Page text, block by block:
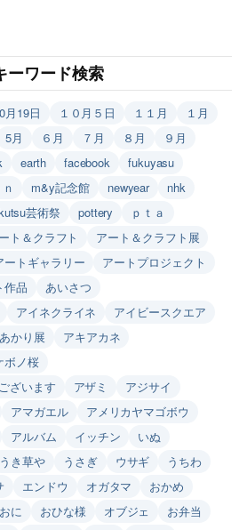
ーワード検索
月19日 １０月５日 １１月
１月
5月 ６月 ７月 ８月
９月
earth facebook
fukuyasu
m&y記念館 newyear
nhk
芸術祭 pottery
ｐｔａ
ト＆クラフト
アート＆クラフト展
ートギャラリー
アートプロジェクト
作品
あいさつ
アイネクライネ
アイビースクエア
あかり展
アキアカネ
ボノ桜
ざいます
アザミ
アジサイ
アマガエル
アメリカヤマゴボウ
アルバム イッチン
いぬ
うき草や うさぎ ウサギ
うちわ
エンドウ オガタマ
おかめ
おに おひな様 オブジェ
お弁当